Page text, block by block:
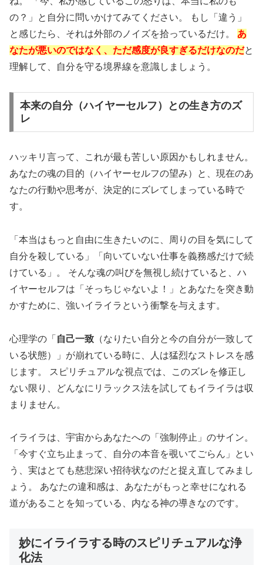
の？」と自分に問いかけてみてください。 もし「違う」
と感じたら、それは外部のノイズを拾っているだけ。 あ
なたが悪いのではなく、ただ感度が良すぎるだけなのだと
理解して、自分を守る境界線を意識しましょう。
本来の自分（ハイヤーセルフ）との生き方のズ
レ
ハッキリ言って、これが最も苦しい原因かもしれません。
あなたの魂の目的（ハイヤーセルフの望み）と、現在のあ
なたの行動や思考が、決定的にズレてしまっている時で
す。
「本当はもっと自由に生きたいのに、周りの目を気にして
自分を殺している」「向いていない仕事を義務感だけで続
けている」。 そんな魂の叫びを無視し続けていると、ハ
イヤーセルフは「そっちじゃないよ！」とあなたを突き動
かすために、強いイライラという衝撃を与えます。
心理学の「 自己一致 （なりたい自分と今の自分が一致して
いる状態）」が崩れている時に、人は猛烈なストレスを感
じます。 スピリチュアルな視点では、このズレを修正し
ない限り、どんなにリラックス法を試してもイライラは収
まりません。
イライラは、宇宙からあなたへの「強制停止」のサイン。
「今すぐ立ち止まって、自分の本音を覗いてごらん」とい
う、実はとても慈悲深い招待状なのだと捉え直してみまし
ょう。 あなたの違和感は、あなたがもっと幸せになれる
道があることを知っている、内なる神の導きなのです。
妙にイライラする時のスピリチュアルな浄
化法